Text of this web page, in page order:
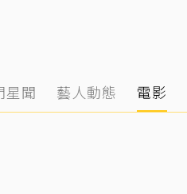
星聞 藝人動態 電影